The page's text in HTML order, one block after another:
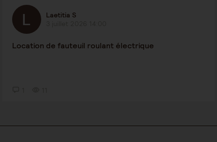
Laetitia S
Location de fauteuil roulant électrique